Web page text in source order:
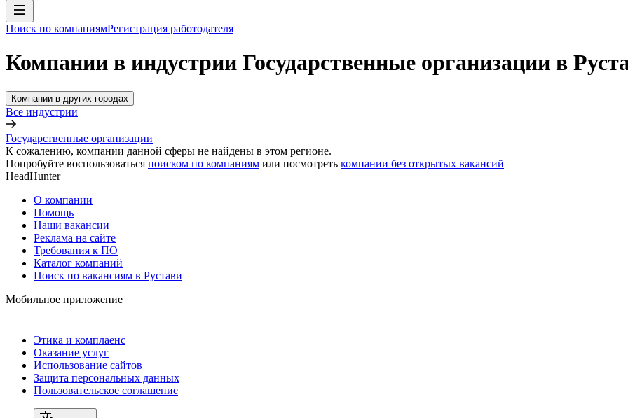
Поиск по компаниямРегистрация работодателя
Компании в индустрии Государственные организации в
Компании в других городах
Все индустрии
Государственные организации
К сожалению, компании данной сферы не найдены в этом регионе.
Попробуйте воспользоваться поиском по компаниям или посмотреть компании без открытых вакансий
HeadHunter
О компании
Помощь
Наши вакансии
Реклама на сайте
Требования к ПО
Каталог компаний
Поиск по вакансиям в Рустави
Мобильное приложение
Этика и комплаенс
Оказание услуг
Использование сайтов
Защита персональных данных
Пользовательское соглашение